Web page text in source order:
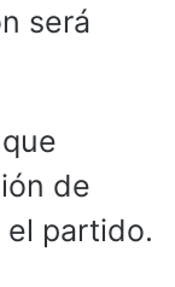
será
de
partido.